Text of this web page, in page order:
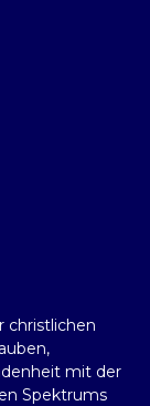
christlichen
mit der
Spektrums